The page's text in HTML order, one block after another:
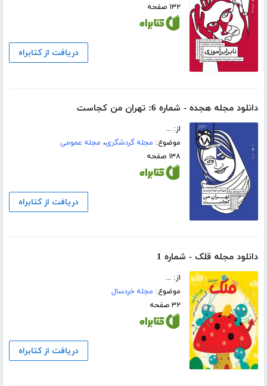
۱۳۲ صفحه
دریافت از کتابراه
دانلود مجله هجده - شماره 6: تهران من کجاست
از: ...
موضوع: مجله گردشگری، مجله عمومی
۱۳۸ صفحه
دریافت از کتابراه
دانلود مجله قلک - شماره 1
از: ...
موضوع: مجله خردسال
۳۲ صفحه
دریافت از کتابراه